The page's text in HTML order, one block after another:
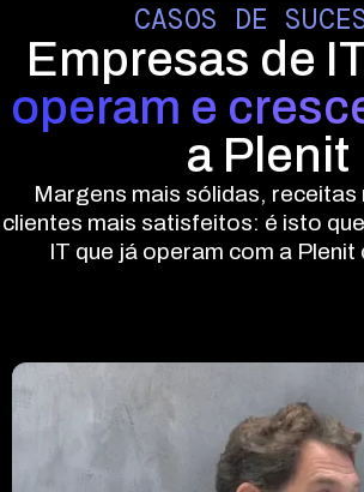
CASOS DE
Empresas de
operam e
a Plenit
Margens mais sólidas,
clientes mais satisfeitos: é isto
IT que já operam com a Plenit